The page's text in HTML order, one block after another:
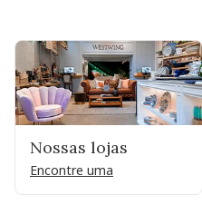
Nossas lojas
Encontre uma